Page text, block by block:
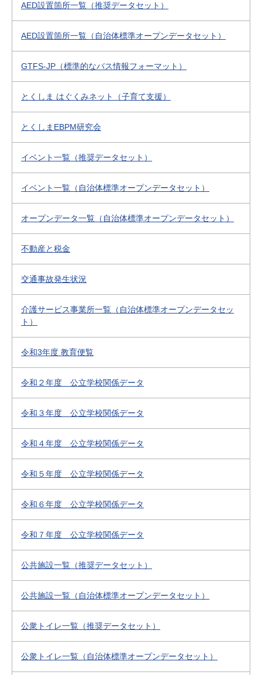
AED設置箇所一覧（推奨データセット）
AED設置箇所一覧（自治体標準オープンデータセット）
GTFS-JP（標準的なバス情報フォーマット）
とくしま はぐくみネット（子育て支援）
とくしまEBPM研究会
イベント一覧（推奨データセット）
イベント一覧（自治体標準オープンデータセット）
オープンデータ一覧（自治体標準オープンデータセット）
不動産と税金
交通事故発生状況
介護サービス事業所一覧（自治体標準オープンデータセッ
ト）
令和3年度 教育便覧
令和２年度 公立学校関係データ
令和３年度 公立学校関係データ
令和４年度 公立学校関係データ
令和５年度 公立学校関係データ
令和６年度 公立学校関係データ
令和７年度 公立学校関係データ
公共施設一覧（推奨データセット）
公共施設一覧（自治体標準オープンデータセット）
公衆トイレ一覧（推奨データセット）
公衆トイレ一覧（自治体標準オープンデータセット）